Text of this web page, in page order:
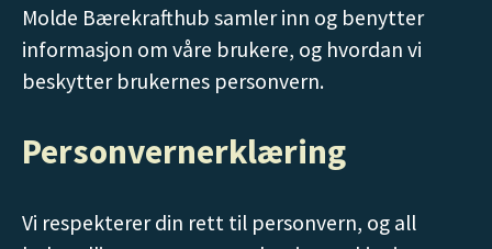
Molde Bærekrafthub samler inn og benytter
informasjon om våre brukere, og hvordan vi
beskytter brukernes personvern.
Personvernerklæring
Vi respekterer din rett til personvern, og all